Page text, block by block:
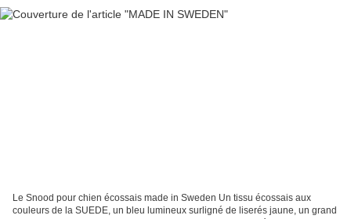
Le Snood pour chien écossais made in Sweden Un tissu écossais aux
couleurs de la SUEDE, un bleu lumineux surligné de liserés jaune, un grand